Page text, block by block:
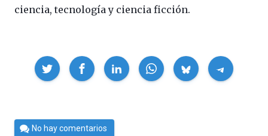
ciencia, tecnología y ciencia ficción.
Compartir
Por No hay comentarios